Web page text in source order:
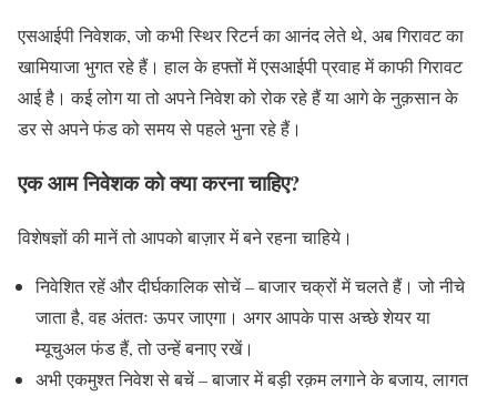
एसआईपी निवेशक, जो कभी स्थिर रिटर्न का आनंद लेते थे, अब गिरावट का
खामियाजा भुगत रहे हैं। हाल के हफ्तों में एसआईपी प्रवाह में काफी गिरावट
आई है। कई लोग या तो अपने निवेश को रोक रहे हैं या आगे के नुक़सान के
डर से अपने फंड को समय से पहले भुना रहे हैं।
एक आम निवेशक को क्या करना चाहिए?
विशेषज्ञों की मानें तो आपको बाज़ार में बने रहना चाहिये।
निवेशित रहें और दीर्घकालिक सोचें – बाजार चक्रों में चलते हैं। जो नीचे
जाता है, वह अंततः ऊपर जाएगा। अगर आपके पास अच्छे शेयर या
म्यूचुअल फंड हैं, तो उन्हें बनाए रखें।
अभी एकमुश्त निवेश से बचें – बाजार में बड़ी रक़म लगाने के बजाय, लागत